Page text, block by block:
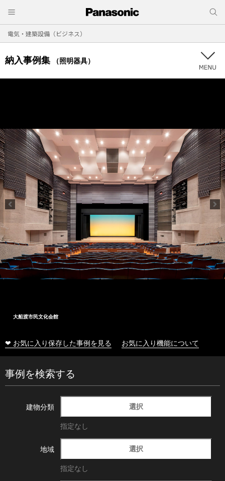
電気・建築設備（ビジネス）
納入事例集 （照明器具）
大船渡市民文化会館
❤ お気に入り保存した事例を見る お気に入り機能について
事例を検索する
建物分類 選択
指定なし
地域 選択
指定なし